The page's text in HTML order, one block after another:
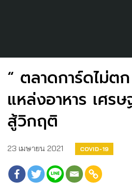
“ ตลาดการ์ดไม่ต
แหล่งอาหาร เศร
สู้วิกฤติ
23 เมษายน 2021 COVID-19